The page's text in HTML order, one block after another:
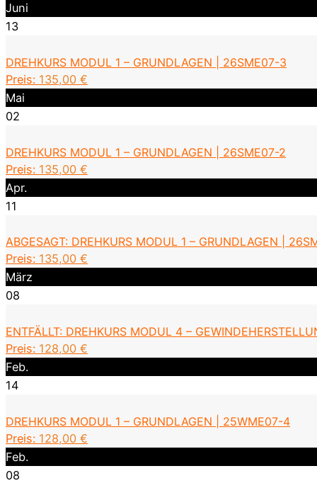
Juni
13
DREHKURS MODUL 1 – GRUNDLAGEN | 26SME07-3
Preis: 135,00 €
Mai
02
DREHKURS MODUL 1 – GRUNDLAGEN | 26SME07-2
Preis: 135,00 €
Apr.
11
ABGESAGT: DREHKURS MODUL 1 – GRUNDLAGEN |
Preis: 135,00 €
März
08
ENTFÄLLT: DREHKURS MODUL 4 –
Preis: 128,00 €
Feb.
14
DREHKURS MODUL 1 – GRUNDLAGEN | 25WME07-4
Preis: 128,00 €
Feb.
08